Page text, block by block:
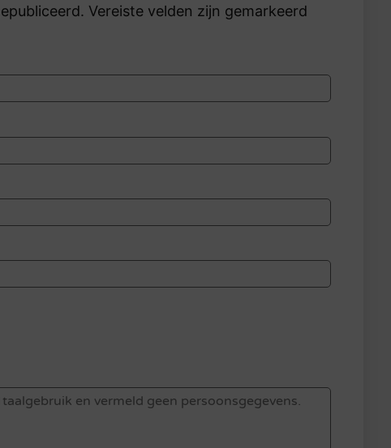
Vereiste velden zijn gemarkeerd